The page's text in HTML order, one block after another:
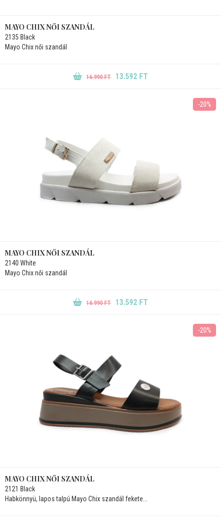
MAYO CHIX NŐI SZANDÁL
2135 Black
Mayo Chix női szandál
16.990 FT 13.592 FT
-20%
MAYO CHIX NŐI SZANDÁL
2140 White
Mayo Chix női szandál
16.990 FT 13.592 FT
-20%
MAYO CHIX NŐI SZANDÁL
2121 Black
Habkönnyü, lapos talpú Mayo Chix szandál fekete...